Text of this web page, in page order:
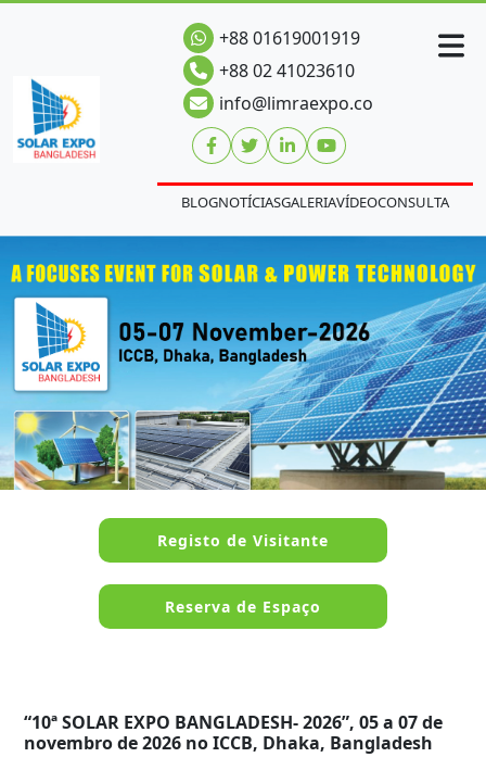
+88 01619001919
+88 02 41023610
info@limraexpo.co
BLOGNOTÍCIASGALERIAVÍDEOCONSULTA
Registo de Visitante
Reserva de Espaço
“10ª SOLAR EXPO BANGLADESH- 2026”, 05 a 07 de
novembro de 2026 no ICCB, Dhaka, Bangladesh